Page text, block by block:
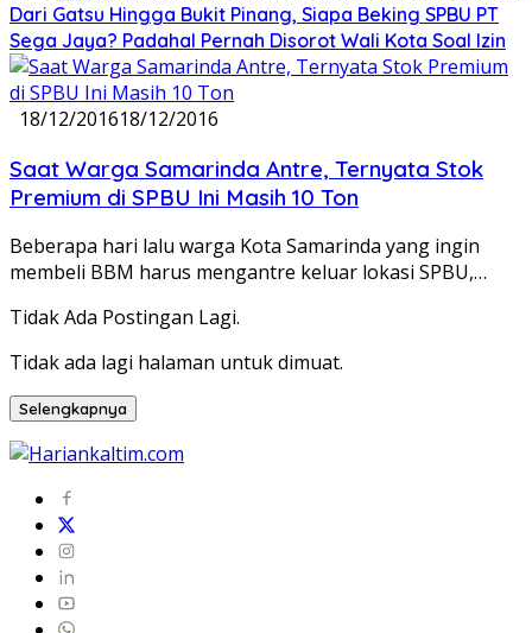
Dari Gatsu Hingga Bukit Pinang, Siapa Beking SPBU PT
Sega Jaya? Padahal Pernah Disorot Wali Kota Soal Izin
18/12/201618/12/2016
Saat Warga Samarinda Antre, Ternyata Stok
Premium di SPBU Ini Masih 10 Ton
Beberapa hari lalu warga Kota Samarinda yang ingin
membeli BBM harus mengantre keluar lokasi SPBU,…
Tidak Ada Postingan Lagi.
Tidak ada lagi halaman untuk dimuat.
Selengkapnya